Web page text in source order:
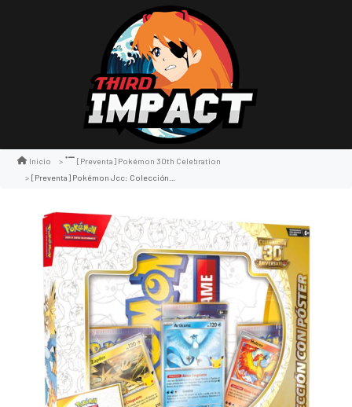
Inicio
[preventa] Pokémon 30th Celebration
[preventa] Pokémon Jcc: Colección Con Póster De Celebración 30.º Aniversario